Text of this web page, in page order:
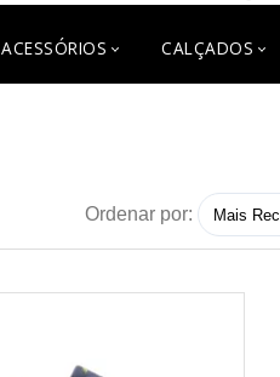
ACESSÓRIOS CALÇADOS
Ordenar por: